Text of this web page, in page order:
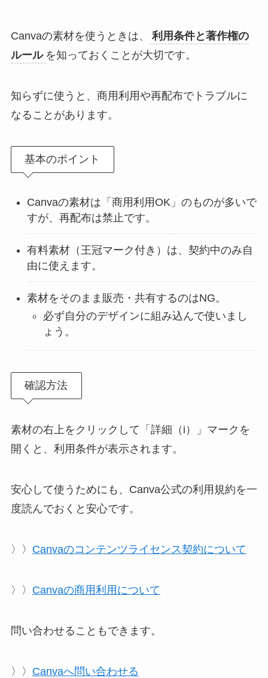
Canvaの素材を使うときは、
利用条件と著作権の
ルール を知っておくことが大切です。
知らずに使うと、商用利用や再配布でトラブルに
なることがあります。
基本のポイント
Canvaの素材は「商用利用OK」のものが多いで
すが、再配布は禁止です。
有料素材（王冠マーク付き）は、契約中のみ自
由に使えます。
素材をそのまま販売・共有するのはNG。
必ず自分のデザインに組み込んで使いまし
ょう。
確認方法
素材の右上をクリックして「詳細（i）」マークを
開くと、利用条件が表示されます。
安心して使うためにも、Canva公式の利用規約を一
度読んでおくと安心です。
〉〉 Canvaのコンテンツライセンス契約について
〉〉 Canvaの商用利用について
問い合わせることもできます。
〉〉 Canvaへ問い合わせる